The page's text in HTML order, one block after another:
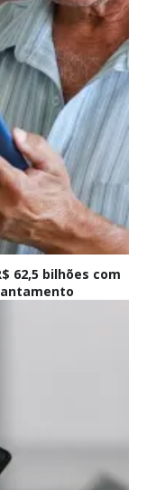
62,5 bilhões com